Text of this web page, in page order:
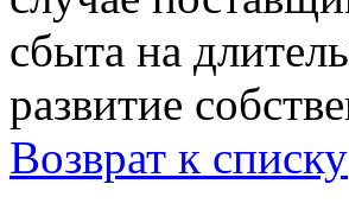
сбыта на
развитие
Возврат к списку